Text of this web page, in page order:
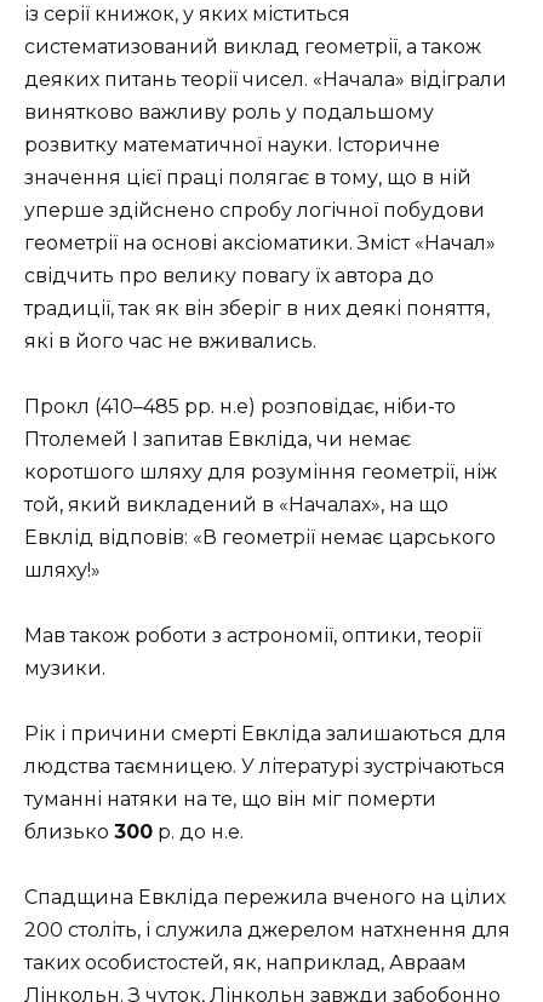
із серії книжок, у яких міститься
систематизований виклад геометрії, а також
деяких питань теорії чисел. «Начала» відіграли
винятково важливу роль у подальшому
розвитку математичної науки. Історичне
значення цієї праці полягає в тому, що в ній
уперше здійснено спробу логічної побудови
геометрії на основі аксіоматики. Зміст «Начал»
свідчить про велику повагу їх автора до
традиції, так як він зберіг в них деякі поняття,
які в його час не вживались.
Прокл (410–485 рр. н.е) розповідає, ніби-то
Птолемей І запитав Евкліда, чи немає
коротшого шляху для розуміння геометрії, ніж
той, який викладений в «Началах», на що
Евклід відповів: «В геометрії немає царського
шляху!»
Мав також роботи з астрономії, оптики, теорії
музики.
Рік і причини смерті Евкліда залишаються для
людства таємницею. У літературі зустрічаються
туманні натяки на те, що він міг померти
близько 300 р. до н.е.
Спадщина Евкліда пережила вченого на цілих
200 століть, і служила джерелом натхнення для
таких особистостей, як, наприклад, Авраам
Лінкольн. З чуток, Лінкольн завжди забобонно